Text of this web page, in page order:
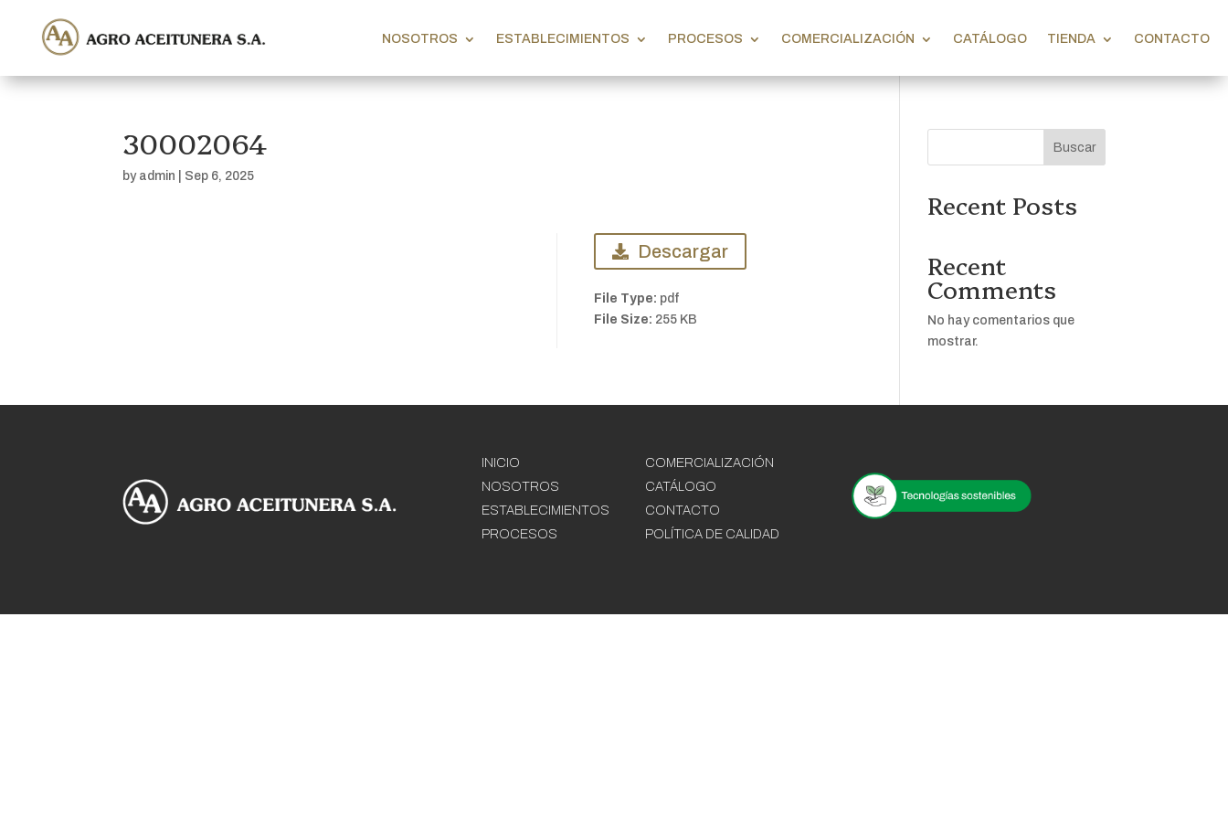
NOSOTROS ESTABLECIMIENTOS PROCESOS COMERCIALIZACIÓN CATÁLOGO TIENDA CONTACTO
30002064
by admin Sep 6, 2025
Descargar
File Type: pdf
File Size: 255 KB
Buscar
Recent Posts
Recent
Comments
No hay comentarios que
mostrar.
INICIO
NOSOTROS
ESTABLECIMIENTOS
PROCESOS
COMERCIALIZACIÓN
CATÁLOGO
CONTACTO
POLÍTICA DE CALIDAD